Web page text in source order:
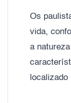
Os
vida,
a